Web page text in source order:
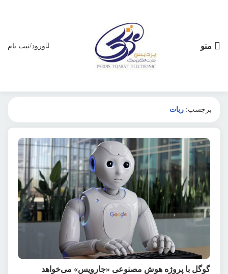
منو ورود/ثبت نام
برچسب: ربات
تکنولوژی
گوگل با پروژه هوش مصنوعی «جارویس» می‌خواهد